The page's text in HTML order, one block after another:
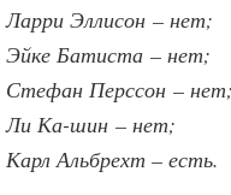
Ларри Эллисон – нет;
Эйке Батиста – нет;
Стефан Перссон – нет;
Ли Ка-шин – нет;
Карл Альбрехт – есть.